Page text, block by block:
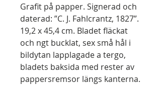
Grafit på papper. Signerad och
daterad: ”C. J. Fahlcrantz, 1827”.
19,2 x 45,4 cm. Bladet fläckat
och ngt bucklat, sex små hål i
bildytan lapplagade a tergo,
bladets baksida med rester av
pappersremsor längs kanterna.